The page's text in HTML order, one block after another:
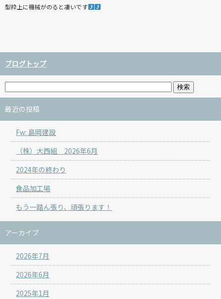
型枠上に機械がのると凄いです
ブログトップ
最近の投稿
Fw: 島岡建設
（株）大西組 2026年6月
2024年の終わり
食品加工場
もう一踏ん張り、頑張ります！
アーカイブ
2026年7月
2026年6月
2025年1月